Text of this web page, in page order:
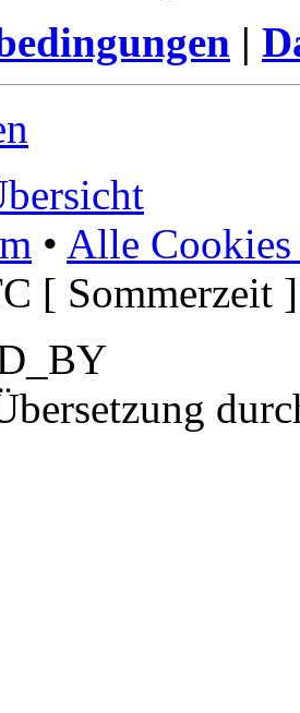
|
• Alle Cookies
[ Sommerzeit ]